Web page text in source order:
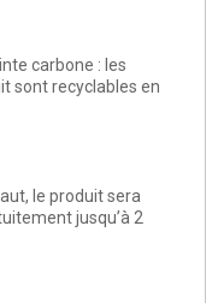
carbone : les
sont recyclables en
le produit sera
jusqu’à 2